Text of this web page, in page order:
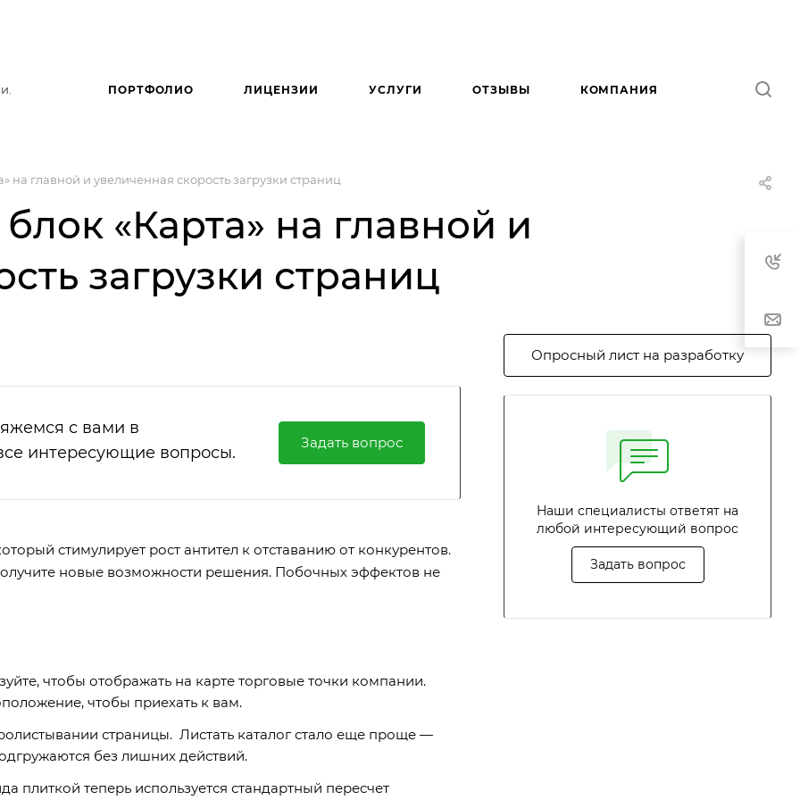
ПОРТФОЛИО ЛИЦЕНЗИИ УСЛУГИ ОТЗЫВЫ КОМПАНИЯ
на главной и увеличенная скорость загрузки страниц
«Карта» на главной и
загрузки страниц
с вами в
интересующие вопросы.
Задать вопрос
стимулирует рост антител к отставанию от конкурентов.
новые возможности решения. Побочных эффектов не
чтобы отображать на карте торговые точки компании.
чтобы приехать к вам.
страницы. Листать каталог стало еще проще —
без лишних действий.
плиткой теперь используется стандартный пересчет
Опросный лист на разработку
Наши специалисты ответят на
любой интересующий вопрос
Задать вопрос